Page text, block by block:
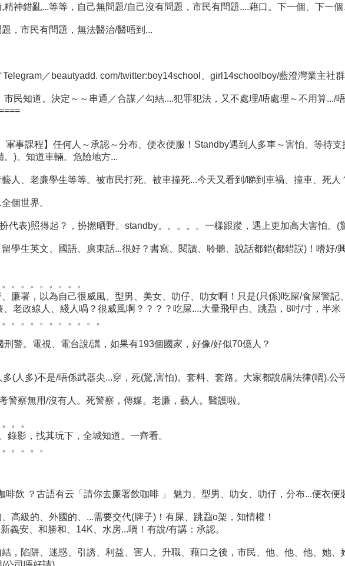
神錯亂...等等，自己無問題/自己沒有問題，市民有問題....藉口。下一個、下一
，市民有問題，無法醫治/醫唔到...
／beautyadd. com/twitter:boy14school、girl14schoolboy/藍澄灣業主社
民知道。決定～～串通／合謀／勾結....犯罪犯法，又不處理/唔處理～不用算.../
事課程】任何人～承認～分布、便衣便服！Standby遇到人多車～害怕、等待
)。知道車輛。危險地方...
人、老廉學生等等。被市民打死、被車撞死...今天又看到/睇到車禍、撞車、死人
個世界。
代表)照得起？，扮撚晒野。standby。。。。。一樣跟蹤，遇上更加高大害怕。(
學生英文、國語、廣東話...很好？書寫、閱讀、聆聽、說話都錯(都錯誤)！嗜好/
。。。。。。。。
廉署，以為自己很威風、型男、美女、叻仔、叻女啊！只是(只係)吃屎/食屎警記
老政線人、綫人喎？很威風啊？？？？吃屎....大量飛曱甴、跳蝨，8吋/寸，半米
。。。。。。。。。。
警。電視、電台說/講，如果有193個國家，好像/好似70億人？
(人多)不是/唔係武器尖...穿，死(驚,害怕)。套料、套路。大家都說/講法律(喎).公
警察無用/沒有人。死警察，傳媒。老廉，藝人。醫護啦。
。。
影，找其玩下，全城知道。一齊看。
。。。。
飲 ？古語有云「請你去廉署飲咖啡 」 魅力、型男、叻女、叻仔，分布...便衣
高級的、外國的、...需要交代(牌子)！有屎、跳蝨o架，知情權！
義安、和勝和、14K、水房...喎！有說/有講：承認。
，陷阱、迷惑、引誘、利益、害人、升職、藉口之後，市民、他、他、他、她、